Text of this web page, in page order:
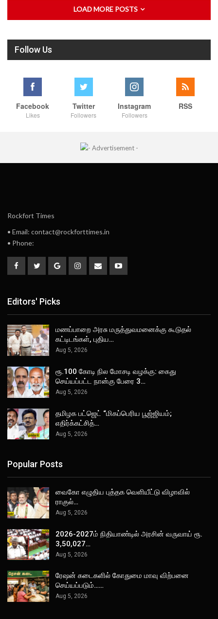
LOAD MORE POSTS
Follow Us
Facebook
Likes
Twitter
Followers
Instagram
Followers
RSS
Rockfort Times
• Email: contact@rockforttimes.in
• Phone:
Editors' Picks
மணப்பாறை அரசு மருத்துவமனைக்கு கூடுதல்
கட்டிடங்கள், புதிய…
Aug 5, 2026
ரூ.100 கோடி நில மோசடி வழக்கு: கைது
செய்யப்பட்ட நான்கு பேரை 3…
Aug 5, 2026
தமிழக பட்ஜெட் “மிகப்பெரிய பூஜ்ஜியம்;
எதிர்க்கட்சித்…
Aug 5, 2026
Popular Posts
வைகோ எழுதிய புத்தக வெளியீட்டு விழாவில்
ராகுல்…
Aug 5, 2026
2026-2027ம் நிதியாண்டில் அரசின் வருவாய் ரூ.
3,50,027…
Aug 5, 2026
ரேஷன் கடைகளில் கோதுமை மாவு விற்பனை
செய்யப்படும்……
Aug 5, 2026